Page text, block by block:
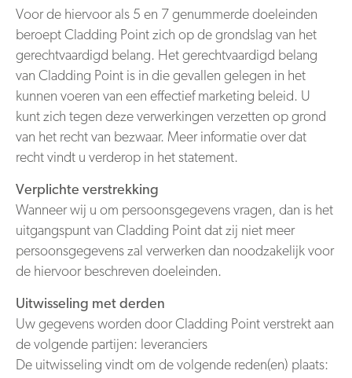
Voor de hiervoor als 5 en 7 genummerde doeleinden
beroept Cladding Point zich op de grondslag van het
gerechtvaardigd belang. Het gerechtvaardigd belang
van Cladding Point is in die gevallen gelegen in het
kunnen voeren van een effectief marketing beleid. U
kunt zich tegen deze verwerkingen verzetten op grond
van het recht van bezwaar. Meer informatie over dat
recht vindt u verderop in het statement.
Verplichte verstrekking
Wanneer wij u om persoonsgegevens vragen, dan is het
uitgangspunt van Cladding Point dat zij niet meer
persoonsgegevens zal verwerken dan noodzakelijk voor
de hiervoor beschreven doeleinden.
Uitwisseling met derden
Uw gegevens worden door Cladding Point verstrekt aan
de volgende partijen: leveranciers
De uitwisseling vindt om de volgende reden(en) plaats: